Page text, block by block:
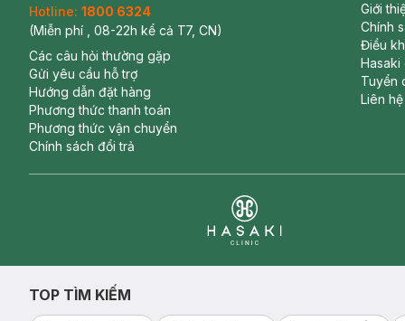
Hotline: 1800 6324
(Miễn phí , 08-22h kể cả T7, CN)
Các câu hỏi thường gặp
Gửi yêu cầu hỗ trợ
Hướng dẫn đặt hàng
Phương thức thanh toán
Phương thức vận chuyển
Chính sách đổi trả
Giới
Chính
Điều
Hasaki
Tuyển
Liên hệ
TOP TÌM KIẾM